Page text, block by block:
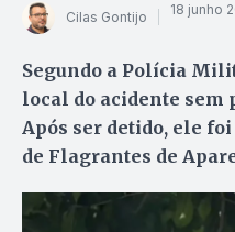
Cilas Gontijo 18 junho
Segundo a Polícia
local do acidente sem
Após ser detido, ele
de Flagrantes de